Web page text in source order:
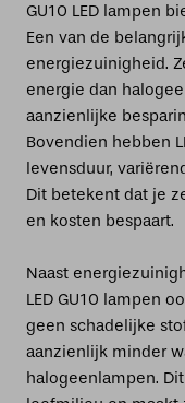
GU10 LED lampen
Een van de
energiezuinigheid.
energie dan
aanzienlijke
Bovendien hebben
levensduur,
Dit betekent dat je
en kosten bespaart.
Naast
LED GU10 lampen
geen schadelijke
aanzienlijk minder
halogeenlampen.